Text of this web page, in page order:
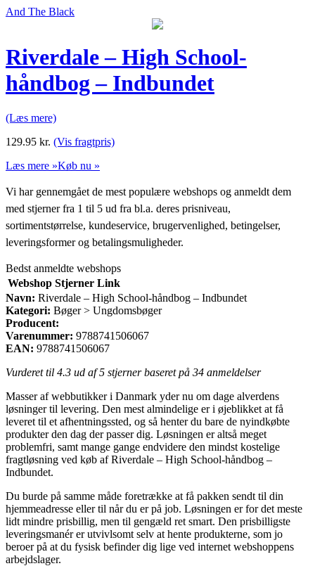
And The Black
Riverdale – High School-
håndbog – Indbundet
(Læs mere)
129.95 kr. (Vis fragtpris)
Læs mere »Køb nu »
Vi har gennemgået de mest populære webshops og anmeldt dem
med stjerner fra 1 til 5 ud fra bl.a. deres prisniveau,
sortimentstørrelse, kundeservice, brugervenlighed, betingelser,
leveringsformer og betalingsmuligheder.
Bedst anmeldte webshops
Webshop Stjerner Link
Navn: Riverdale – High School-håndbog – Indbundet
Kategori: Bøger > Ungdomsbøger
Producent:
Varenummer: 9788741506067
EAN: 9788741506067
Vurderet til 4.3 ud af 5 stjerner baseret på 34 anmeldelser
Masser af webbutikker i Danmark yder nu om dage alverdens
løsninger til levering. Den mest almindelige er i øjeblikket at få
leveret til et afhentningssted, og så henter du bare de nyindkøbte
produkter den dag der passer dig. Løsningen er altså meget
problemfri, samt mange gange endvidere den mindst kostelige
fragtløsning ved køb af Riverdale – High School-håndbog –
Indbundet.
Du burde på samme måde foretrække at få pakken sendt til din
hjemmeadresse eller til når du er på job. Løsningen er for det meste
lidt mindre prisbillig, men til gengæld ret smart. Den prisbilligste
leveringsmanér er utvivlsomt selv at hente produkterne, som jo
beroer på at du fysisk befinder dig lige ved internet webshoppens
arbejdslager.